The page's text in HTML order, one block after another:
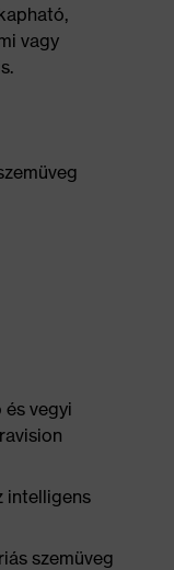
vagy
vegyi
intelligens
szemüveg